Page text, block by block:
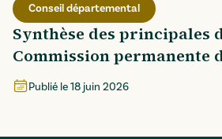
Conseil départemental
Synthèse des principales
Commission permanente
Publié le18 juin 2026